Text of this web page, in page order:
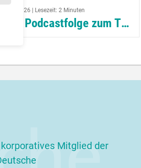
7. April 2026 | Lesezeit: 2 Minuten
Neue Podcastfolge zum Thema Epilepsie
Was bedeutet die Diagnose Epilepsie
Welche Untersuchungen helfen
Mitglied der